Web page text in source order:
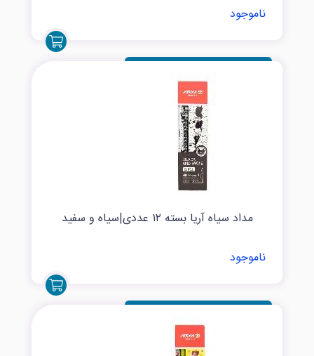
ناموجود
مداد سیاه آریا بسته ۱۲ عددی|سیاه و سفید
ناموجود